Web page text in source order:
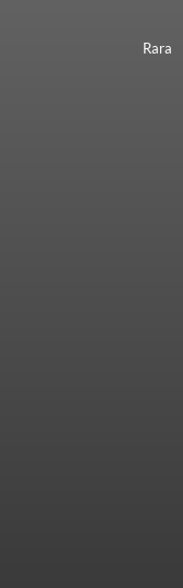
Rara